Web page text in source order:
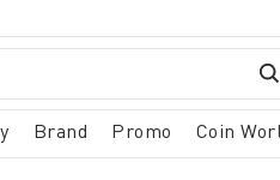
Brand Promo Coin